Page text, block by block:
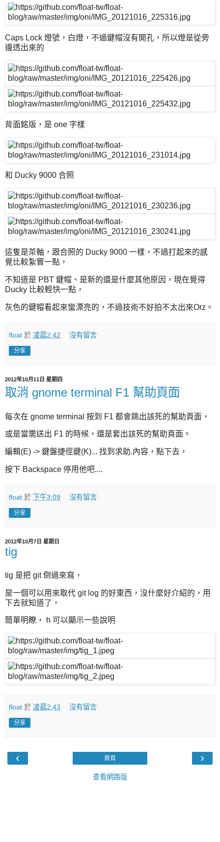
Caps Lock 燈號，白燈，不過鍵帽沒有開孔，所以燈是從旁
邊透出來的
背面銘版，是 one 字樣
和 Ducky 9000 合照
這隻是茶軸，跟合照的 Ducky 9000 一樣，不過打起來的感
覺比較紮實一點，
不知道是 PBT 鍵帽、是新的還是什麼其他原因，現在覺得
Ducky 比較輕快一點，
灰色的鍵帽看起來蠻漂亮的，不過技術不好拍不太出來Orz。
float 於 凌晨2:42 沒有留言:
分享
2012年10月11日 星期四
取消 gnome terminal F1 幫助頁面
每次在 gnome terminal 按到 F1 都會跳出該死的幫助頁面，
或是當需送出 F1 的時候，還是套出該死的幫助頁面。
編輯(E) -> 鍵盤捷徑鍵(K)... 找到求助.內容，點下去，
按下 Backspace 停用他吧....
float 於 下午3:09 沒有留言:
分享
2012年10月7日 星期日
tig
tig 是把 git 倒過來寫，
是一個可以用來取代 git log 的好東西，沒什麼好介紹的，用
下去就知道了，
簡單明瞭， h 可以顯示一些說明
float 於 凌晨2:43 沒有留言:
分享
‹ ›
首頁
查看網路版